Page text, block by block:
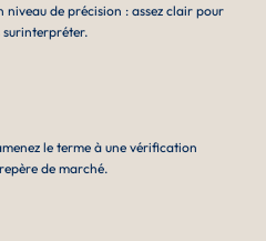
niveau de précision : assez clair pour
surinterpréter.
le terme à une vérification
de marché.